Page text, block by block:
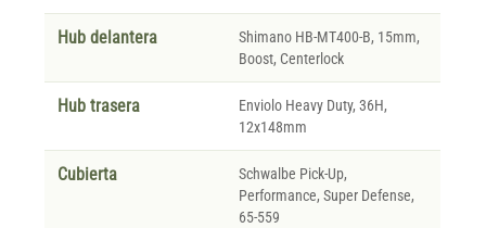
Hub delantera
Shimano HB-MT400-B, 15mm,
Boost, Centerlock
Hub trasera
Enviolo Heavy Duty, 36H,
12x148mm
Cubierta
Schwalbe Pick-Up,
Performance, Super Defense,
65-559